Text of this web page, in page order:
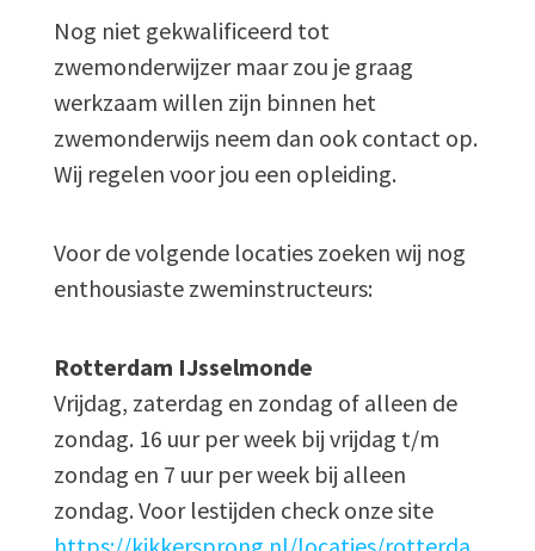
Nog niet gekwalificeerd tot
zwemonderwijzer maar zou je graag
werkzaam willen zijn binnen het
zwemonderwijs neem dan ook contact op.
Wij regelen voor jou een opleiding.
Voor de volgende locaties zoeken wij nog
enthousiaste zweminstructeurs:
Rotterdam IJsselmonde
Vrijdag, zaterdag en zondag of alleen de
zondag. 16 uur per week bij vrijdag t/m
zondag en 7 uur per week bij alleen
zondag. Voor lestijden check onze site